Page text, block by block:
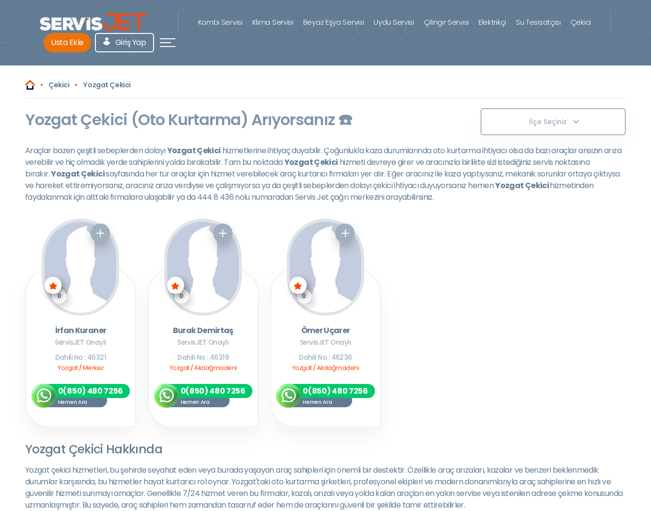
Kombi Servisi Klima Servisi Beyaz Eşya Servisi Uydu Servisi Çilingir Servisi Elektrikçi Su Tesisatçısı Çekici
Usta Ekle Giriş Yap
Çekici Yozgat Çekici
Yozgat Çekici (Oto Kurtarma) Arıyorsanız ☎️ İlçe Seçiniz
Araçlar bazen çeşitli sebeplerden dolayıYozgat Çekici hizmetlerine ihtiyaç duyabilir. Çoğunlukla kaza durumlarında oto kurtarma ihtiyacı olsa da bazı araçlar ansızın arıza
verebilir ve hiç olmadık yerde sahiplerini yolda bırakabilir. Tam bu noktadaYozgat Çekici hizmeti devreye girer ve aracınızla birlikte sizi istediğiniz servis noktasına
bırakır.Yozgat Çekicisayfasında her tür araçlar için hizmet verebilecek araç kurtarıcı firmaları yer alır. Eğer aracınız ile kaza yaptıysanız, mekanik sorunlar ortaya çıktıysa
ve hareket ettiremiyorsanız, aracınız arıza verdiyse ve çalışmıyorsa ya da çeşitli sebeplerden dolayı çekici ihtiyacı duyuyorsanız hemenYozgat Çekicihizmetinden
faydalanmak için alttaki firmalara ulaşabilir ya da 444 8 436 nolu numaradan Servis Jet çağrı merkezini arayabilirsiniz.
0
İrfan Kuraner
ServisJET Onaylı
Dahili No : 46321
Yozgat / Merkez
0(850) 480 7256
Hemen Ara
0
Burak Demirtaş
ServisJET Onaylı
Dahili No : 46319
Yozgat / Akdağmadeni
0(850) 480 7256
Hemen Ara
0
Ömer Uçarer
ServisJET Onaylı
Dahili No : 46236
Yozgat / Akdağmadeni
0(850) 480 7256
Hemen Ara
Yozgat Çekici Hakkında
Yozgat çekici hizmetleri, bu şehirde seyahat eden veya burada yaşayan araç sahipleri için önemli bir destektir. Özellikle araç arızaları, kazalar ve benzeri beklenmedik
durumlar karşısında, bu hizmetler hayat kurtarıcı rol oynar. Yozgat'taki oto kurtarma şirketleri, profesyonel ekipleri ve modern donanımlarıyla araç sahiplerine en hızlı ve
güvenilir hizmeti sunmayı amaçlar. Genellikle 7/24 hizmet veren bu firmalar, kazalı, arızalı veya yolda kalan araçları en yakın servise veya istenilen adrese çekme konusunda
uzmanlaşmıştır. Bu sayede, araç sahipleri hem zamandan tasarruf eder hem de araçlarını güvenli bir şekilde tamir ettirebilirler.